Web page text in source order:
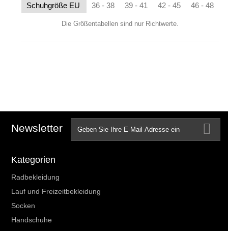
Die Größentabellen sind nur Richtwerte.
Schuhgröße EU
36 - 38 39 - 41 42 - 45 46 - 48
Newsletter
Kategorien
Radbekleidung
Lauf und Freizeitbekleidung
Socken
Handschuhe